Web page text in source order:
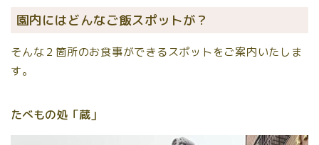
園内にはどんなご飯スポットが？
そんな２箇所のお食事ができるスポットをご案内いたしま
す。
たべもの処「蔵」